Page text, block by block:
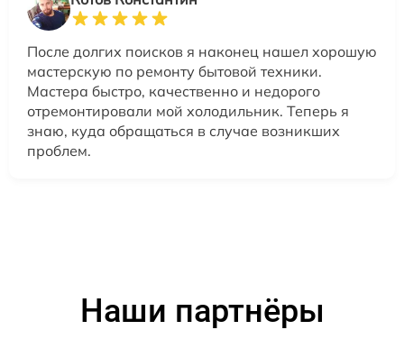
После долгих поисков я наконец нашел хорошую
мастерскую по ремонту бытовой техники.
Мастера быстро, качественно и недорого
отремонтировали мой холодильник. Теперь я
знаю, куда обращаться в случае возникших
проблем.
Наши партнёры